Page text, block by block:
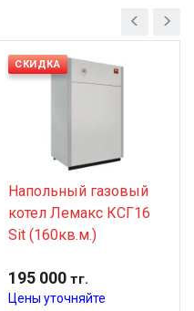
СКИДКА
Напольный газовый
котел Лемакс КСГ16
Sit (160кв.м.)
195 000тг.
Цены уточняйте